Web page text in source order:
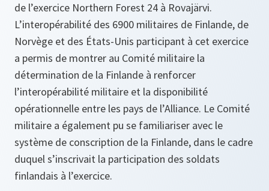
de l’exercice Northern Forest 24 à Rovajärvi.
L’interopérabilité des 6900 militaires de Finlande, de
Norvège et des États-Unis participant à cet exercice
a permis de montrer au Comité militaire la
détermination de la Finlande à renforcer
l’interopérabilité militaire et la disponibilité
opérationnelle entre les pays de l’Alliance. Le Comité
militaire a également pu se familiariser avec le
système de conscription de la Finlande, dans le cadre
duquel s’inscrivait la participation des soldats
finlandais à l’exercice.